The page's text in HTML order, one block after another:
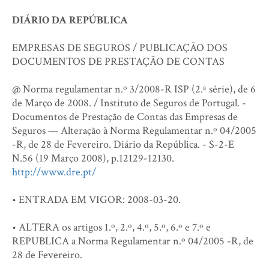
DIÁRIO DA REPÚBLICA
EMPRESAS DE SEGUROS / PUBLICAÇÃO DOS
DOCUMENTOS DE PRESTAÇÃO DE CONTAS
@ Norma regulamentar n.º 3/2008-R ISP (2.ª série), de 6
de Março de 2008. / Instituto de Seguros de Portugal. -
Documentos de Prestação de Contas das Empresas de
Seguros — Alteração à Norma Regulamentar n.º 04/2005
-R, de 28 de Fevereiro. Diário da República. - S-2-E
N.56 (19 Março 2008), p.12129-12130.
http://www.dre.pt/
• ENTRADA EM VIGOR: 2008-03-20.
• ALTERA os artigos 1.º, 2.º, 4.º, 5.º, 6.º e 7.º e
REPUBLICA a Norma Regulamentar n.º 04/2005 -R, de
28 de Fevereiro.